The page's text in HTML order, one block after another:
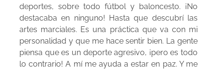
deportes, sobre todo fútbol y baloncesto. ¡No
destacaba en ninguno! Hasta que descubrí las
artes marciales. Es una práctica que va con mi
personalidad y que me hace sentir bien. La gente
piensa que es un deporte agresivo, ¡pero es todo
lo contrario! A mí me ayuda a estar en paz. Y me